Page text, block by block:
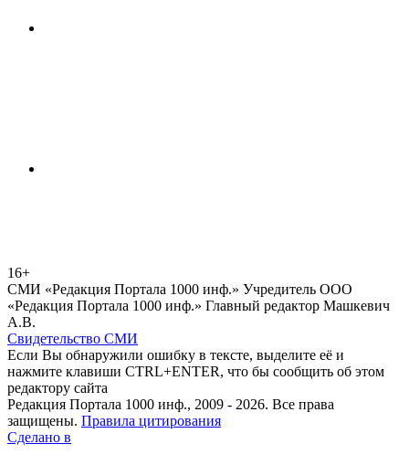
16+
СМИ «Редакция Портала 1000 инф.» Учредитель ООО
«Редакция Портала 1000 инф.» Главный редактор Машкевич
А.В.
Свидетельство СМИ
Если Вы обнаружили ошибку в тексте, выделите её и
нажмите клавиши CTRL+ENTER, что бы сообщить об этом
редактору сайта
Редакция Портала 1000 инф., 2009 - 2026. Все права
защищены. Правила цитирования
Сделано в